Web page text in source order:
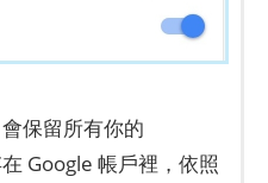
保留所有你的
Google 帳戶裡，依照